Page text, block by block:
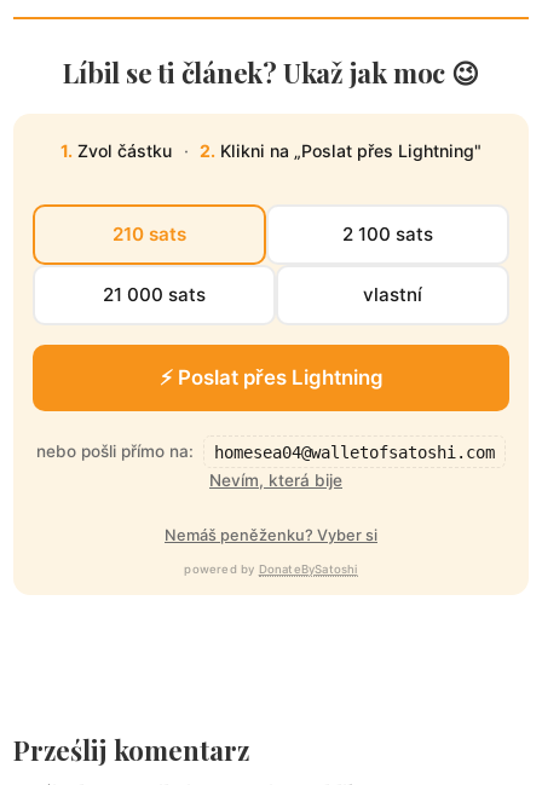
Líbil se ti článek? Ukaž jak moc 😉
1.Zvol částku · 2. Klikni na „Poslat přes Lightning"
210 sats 2 100 sats
21 000 sats vlastní
⚡ Poslat přes Lightning
nebo pošli přímo na:
homesea04@walletofsatoshi.com
Nevím, která bije
Nemáš peněženku? Vyber si
powered by DonateBySatoshi
Prześlij komentarz